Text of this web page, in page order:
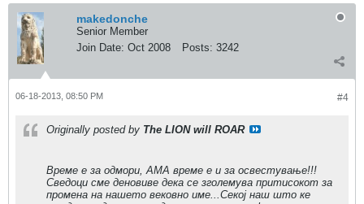
makedonche
Senior Member
Join Date: Oct 2008 Posts: 3242
#4
06-18-2013, 08:50 PM
Originally posted by The LION will ROAR
Време е за одмори, АМА време е и за освестување!!!
Сведоци сме деновиве дека се зголемува притисокот за
промена на нашето вековно име...Секој наш што ке